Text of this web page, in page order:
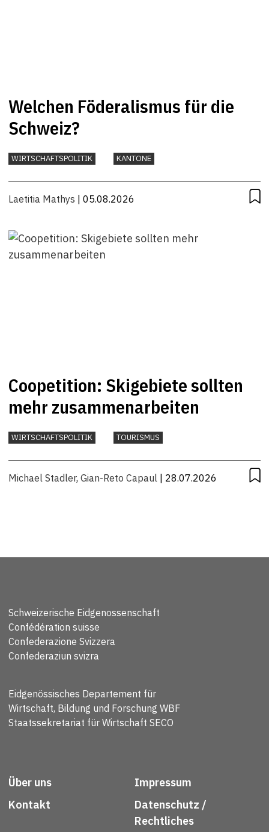
Welchen Föderalismus für die
Schweiz?
WIRTSCHAFTSPOLITIK KANTONE
Laetitia Mathys | 05.08.2026
Coopetition: Skigebiete sollten
mehr zusammenarbeiten
WIRTSCHAFTSPOLITIK TOURISMUS
Michael Stadler, Gian-Reto Capaul | 28.07.2026
Schweizerische Eidgenossenschaft
Confédération suisse
Confederazione Svizzera
Confederaziun svizra
Eidgenössisches Departement für
Wirtschaft, Bildung und Forschung WBF
Staatssekretariat für Wirtschaft SECO
Über uns
Kontakt
Impressum
Datenschutz /
Rechtliches